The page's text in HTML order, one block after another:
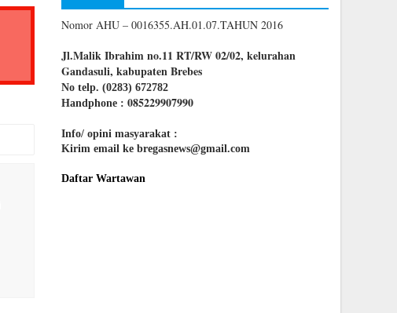
Nomor AHU – 0016355.AH.01.07.TAHUN 2016
Jl.Malik Ibrahim no.11 RT/RW 02/02, kelurahan
Gandasuli, kabupaten Brebes
No telp. (0283) 672782
Handphone : 085229907990
Info/ opini masyarakat :
Kirim email ke bregasnews@gmail.com
Daftar Wartawan